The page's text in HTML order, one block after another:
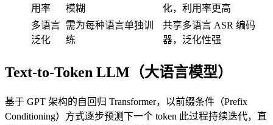
用率​​
模糊
化，利用率更高
​​多语言
泛化​​
需为每种语言单独训
练
共享多语言 ASR 编码
器，泛化性强
Text-to-Token LLM（大语言模型）
基于 ​​GPT 架构的自回归 Transformer​​，以前缀条件（Prefix
Conditioning）方式逐步预测下一个 token 此过程持续迭代，直